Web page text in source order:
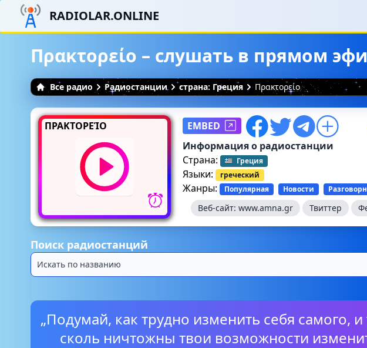
RADIOLAR.ONLINE
Πρακτορείο – слушать в прямом
Все радио Радиостанции страна: Греция Πρακτορείο
ΠΡΑΚΤΟΡΕΊΟ
EMBED
Информация о радиостанции
Страна:
Греция
Языки: греческий
Жанры: Популярная Новости
Веб-сайт: www.amna.gr Твиттер
Поиск радиостанций
„Подумай, как трудно изменить себя самого,
сколь ничтожны твои возможности